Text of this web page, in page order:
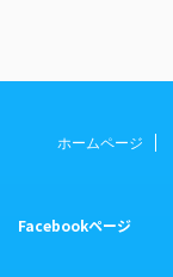
ホームページ
Facebookページ